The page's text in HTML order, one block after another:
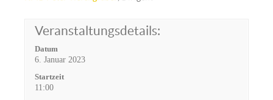
Veranstaltungsdetails:
Datum
6. Januar 2023
Startzeit
11:00